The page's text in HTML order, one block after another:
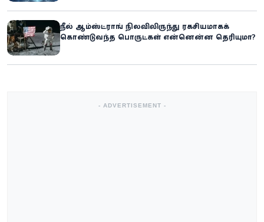
நீல் ஆம்ஸ்ட்ராங் நிலவிலிருந்து ரகசியமாகக்
கொண்டுவந்த பொருட்கள் என்னென்ன தெரியுமா?
- ADVERTISEMENT -